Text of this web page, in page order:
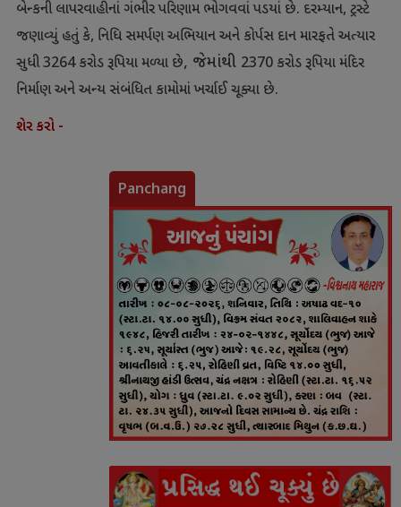
બેન્કની લાપરવાહીનાં ગંભીર પરિણામ ભોગવવાં પડયાં છે. દરમ્યાન, ટ્રસ્ટે
જણાવ્યું હતું કે, નિધિ સમર્પણ અભિયાન અને કોર્પસ દાન મારફતે અત્યાર
સુધી3264કરોડ રૂપિયા મળ્યા છે, જેમાંથી 2370 કરોડ રૂપિયા મંદિર
નિર્માણ અને અન્ય સંબંધિત કામોમાં ખર્ચાઈ ચૂક્યા છે.
શેર કરો -
Panchang